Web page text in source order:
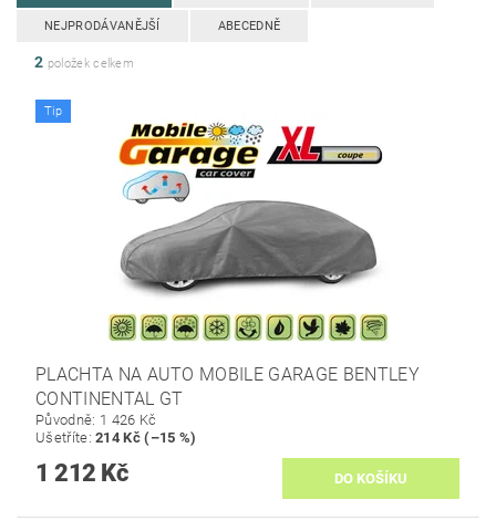
NEJPRODÁVANĚJŠÍ ABECEDNĚ
2 položek celkem
Tip
PLACHTA NA AUTO MOBILE GARAGE BENTLEY
CONTINENTAL GT
Původně: 1 426 Kč
Ušetříte:214 Kč (–15 %)
1 212 Kč